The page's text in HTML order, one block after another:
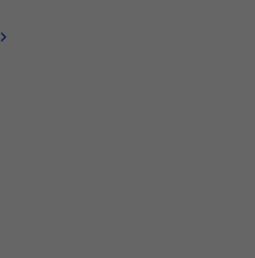
assunto.